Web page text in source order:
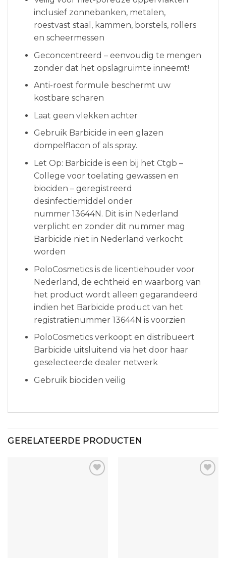
inclusief zonnebanken, metalen,
roestvast staal, kammen, borstels, rollers
en scheermessen
Geconcentreerd – eenvoudig te mengen
zonder dat het opslagruimte inneemt!
Anti-roest formule beschermt uw
kostbare scharen
Laat geen vlekken achter
Gebruik Barbicide in een glazen
dompelflacon of als spray.
Let Op: Barbicide is een bij het Ctgb –
College voor toelating gewassen en
biociden – geregistreerd
desinfectiemiddel onder
nummer 13644N. Dit is in Nederland
verplicht en zonder dit nummer mag
Barbicide niet in Nederland verkocht
worden
PoloCosmetics is de licentiehouder voor
Nederland, de echtheid en waarborg van
het product wordt alleen gegarandeerd
indien het Barbicide product van het
registratienummer 13644N is voorzien
PoloCosmetics verkoopt en distribueert
Barbicide uitsluitend via het door haar
geselecteerde dealer netwerk
Gebruik biociden veilig
GERELATEERDE PRODUCTEN